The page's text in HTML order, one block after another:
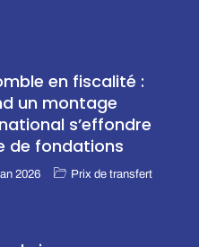
en fiscalité :
un montage
s’effondre
de fondations
2026 Prix de transfert